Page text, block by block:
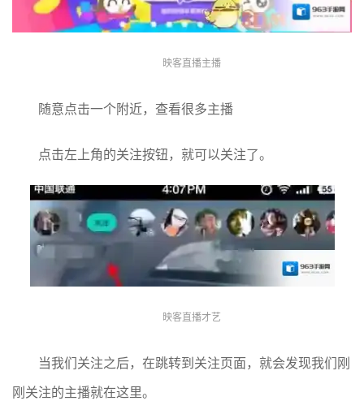
映客直播主播
随意点击一个附近，查看很多主播
点击左上角的关注按钮，就可以关注了。
映客直播才艺
当我们关注之后，在跳转到关注页面，就会发现我们刚
刚关注的主播就在这里。